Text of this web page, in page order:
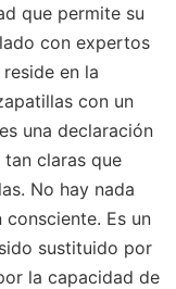
que permite su
con expertos
en la
con un
una declaración
claras que
No hay nada
Es un
sustituido por
la capacidad de